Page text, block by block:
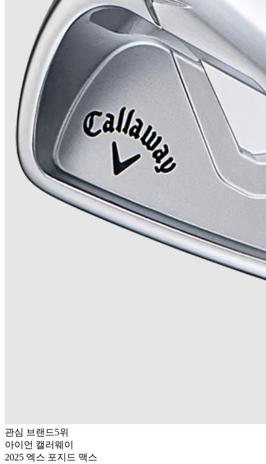
관심 브랜드5위
아이언 캘러웨이
2025 엑스 포지드 맥스